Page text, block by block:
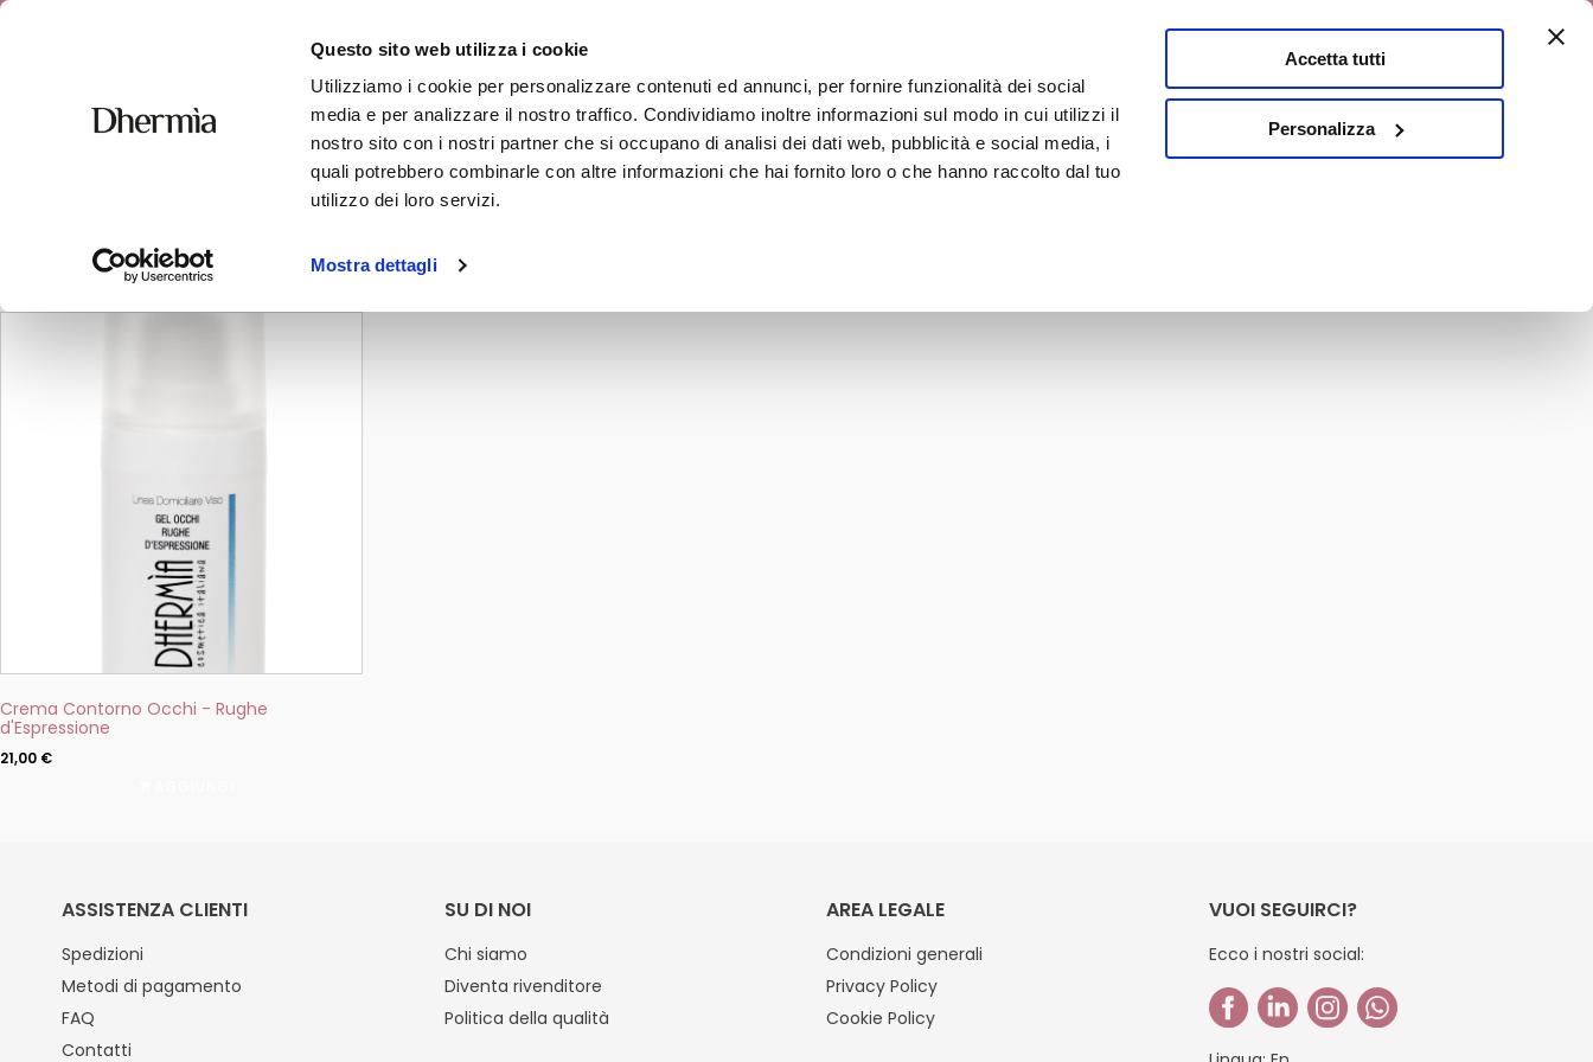
Questo sito web utilizza i cookie
Utilizziamo i cookie per personalizzare contenuti ed annunci, per fornire funzionalità dei social
media e per analizzare il nostro traffico. Condividiamo inoltre informazioni sul modo in cui utilizzi il
nostro sito con i nostri partner che si occupano di analisi dei dati web, pubblicità e social media, i
quali potrebbero combinarle con altre informazioni che hai fornito loro o che hanno raccolto dal tuo
utilizzo dei loro servizi.
Mostra dettagli
Accetta tutti
Personalizza
VISO CORPO CAPELLI SOLARI LINEE
Visualizzazione del risultato
Crema Contorno Occhi - Rughe
d'Espressione
21,00 €
ASSISTENZA CLIENTI
Spedizioni
Metodi di pagamento
FAQ
Contatti
SU DI NOI
Chi siamo
Diventa rivenditore
Politica della qualità
AREA LEGALE
Condizioni generali
Privacy Policy
Cookie Policy
VUOI SEGUIRCI?
Ecco i nostri social: